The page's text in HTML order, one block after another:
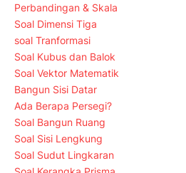
Perbandingan & Skala
Soal Dimensi Tiga
soal Tranformasi
Soal Kubus dan Balok
Soal Vektor Matematik
Bangun Sisi Datar
Ada Berapa Persegi?
Soal Bangun Ruang
Soal Sisi Lengkung
Soal Sudut Lingkaran